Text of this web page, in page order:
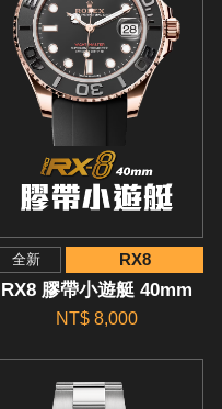
全新 RX8
RX8 膠帶小遊艇 40mm
NT$ 8,000